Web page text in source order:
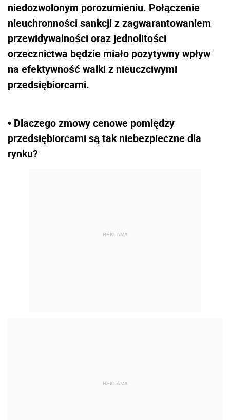
niedozwolonym porozumieniu. Połączenie
nieuchronności sankcji z zagwarantowaniem
przewidywalności oraz jednolitości
orzecznictwa będzie miało pozytywny wpływ
na efektywność walki z nieuczciwymi
przedsiębiorcami.
• Dlaczego zmowy cenowe pomiędzy
przedsiębiorcami są tak niebezpieczne dla
rynku?
REKLAMA
REKLAMA